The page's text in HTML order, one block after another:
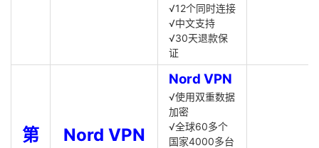
√12个同时连接
√中文支持
√30天退款保
证
第
Nord VPN
Nord VPN
√使用双重数据
加密
√全球60多个
国家4000多台